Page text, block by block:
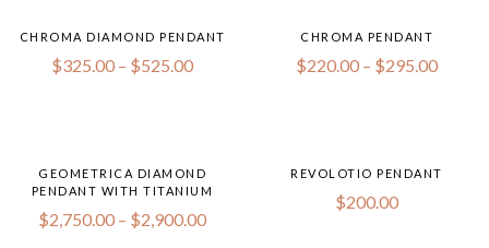
CHROMA DIAMOND PENDANT
$325.00 – $525.00
CHROMA PENDANT
$220.00 – $295.00
GEOMETRICA DIAMOND
PENDANT WITH TITANIUM
$2,750.00 – $2,900.00
REVOLOTIO PENDANT
$200.00